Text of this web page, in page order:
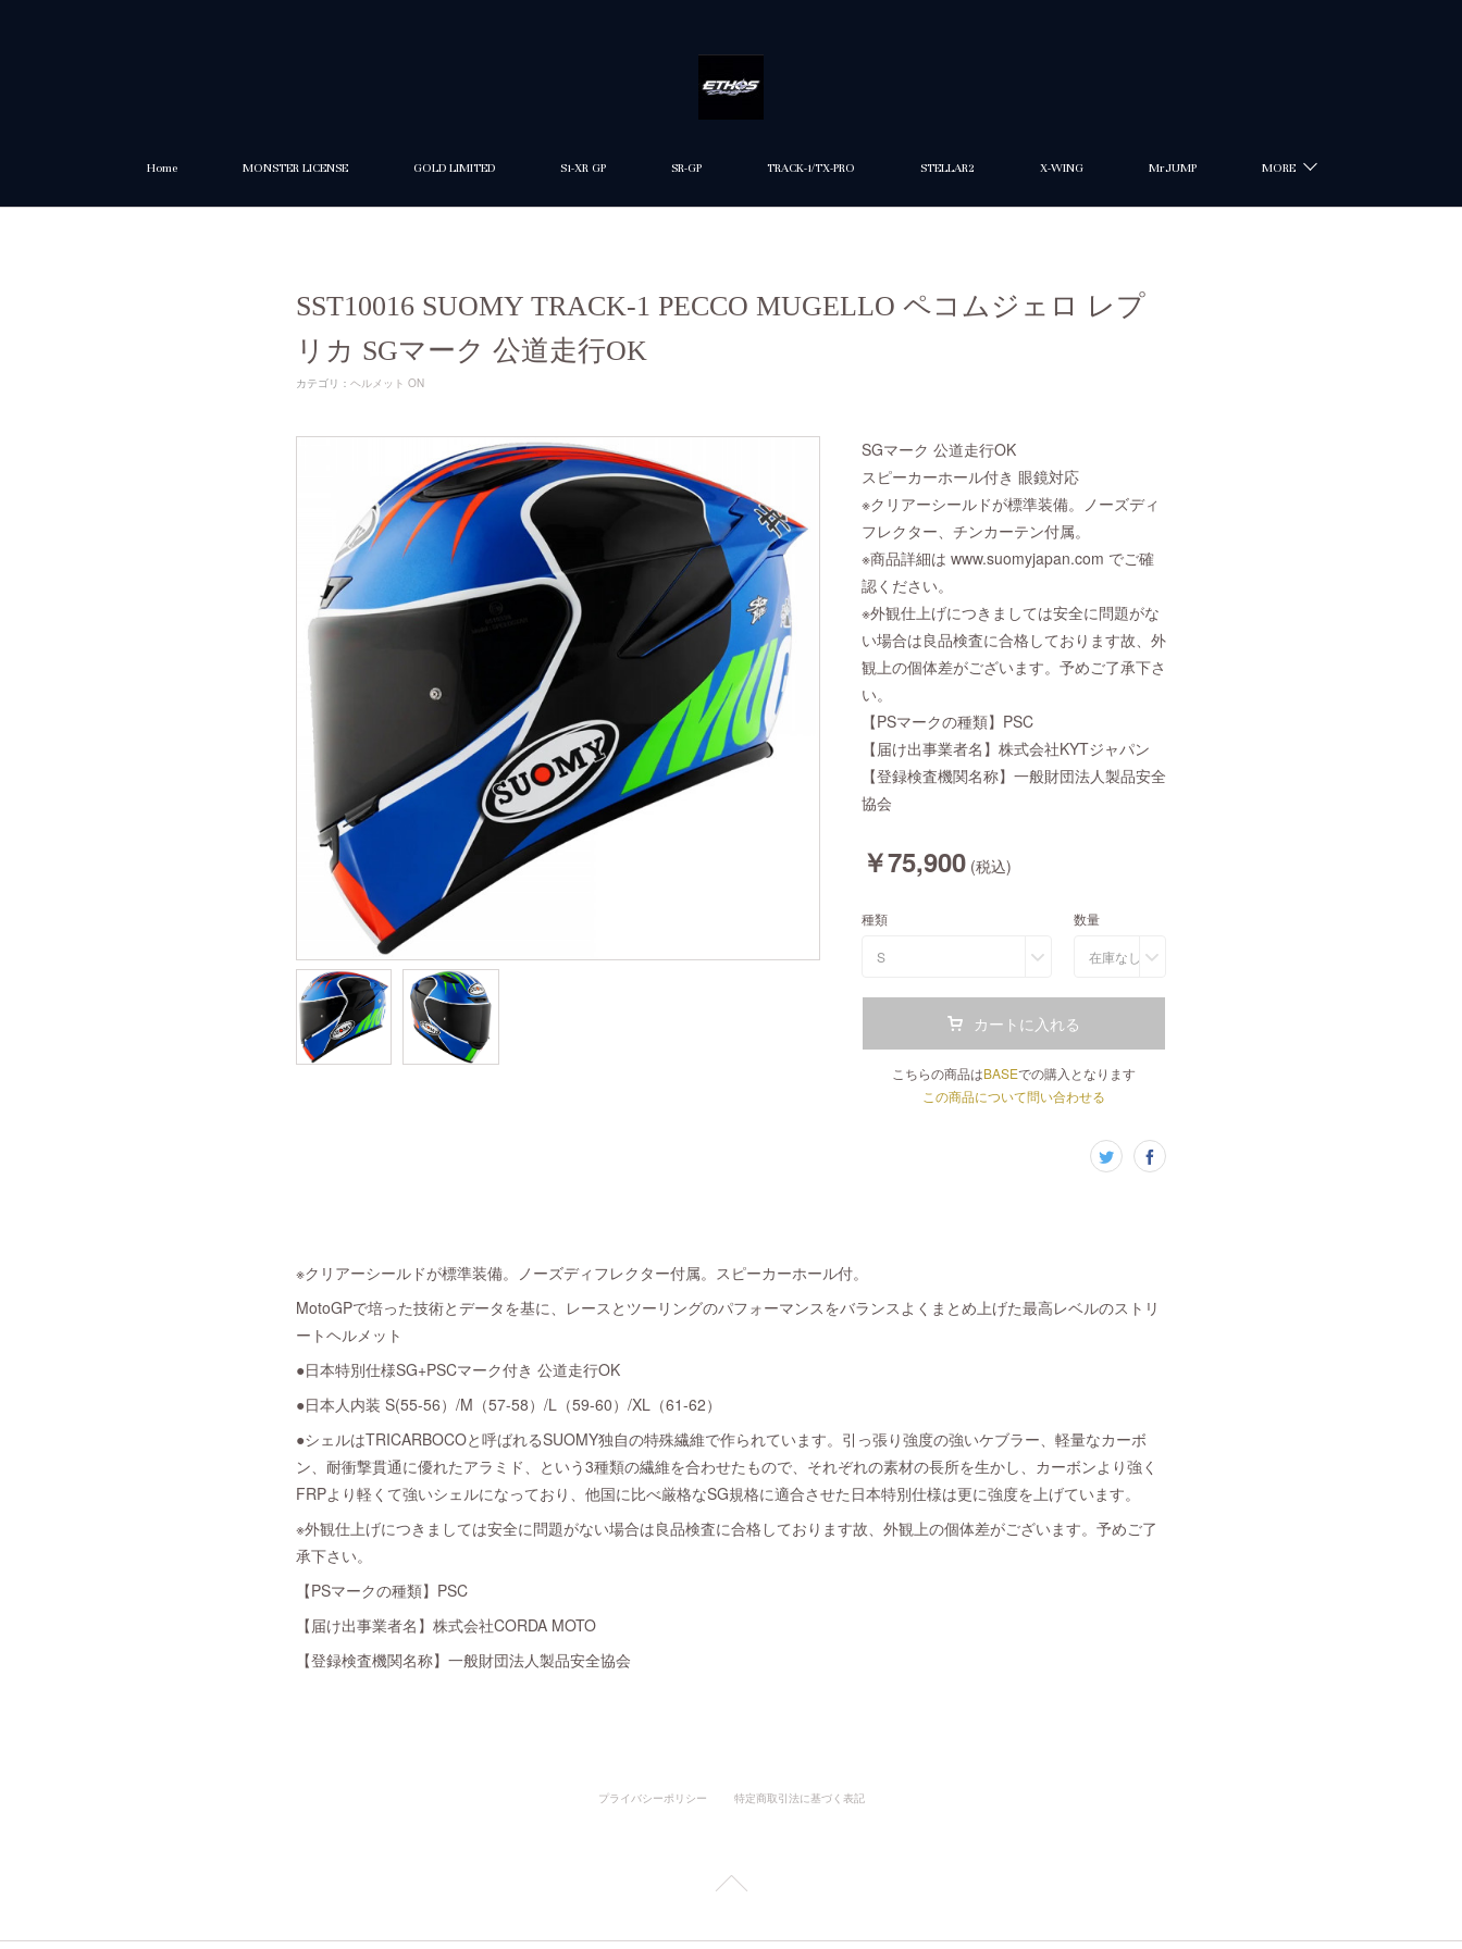
Home MONSTER LICENSE GOLD LIMITED S1-XR GP SR-GP TRACK-1/TX-PRO STELLAR2 X-WING MrJUMP MORE
SST10016 SUOMY TRACK-1 PECCO MUGELLO ペコムジェロ レプ
リカ SGマーク 公道走行OK
カテゴリ ： ヘルメット ON
SGマーク 公道走行OK
スピーカーホール付き 眼鏡対応
※クリアーシールドが標準装備。ノーズディ
フレクター、チンカーテン付属。
※商品詳細は www.suomyjapan.com でご確
認ください。
※外観仕上げにつきましては安全に問題がな
い場合は良品検査に合格しております故、外
観上の個体差がございます。予めご了承下さ
い。
【PSマークの種類】PSC
【届け出事業者名】株式会社KYTジャパン
【登録検査機関名称】一般財団法人製品安全
協会
￥75,900 (税込)
種類
S
数量
在庫なし
カートに入れる
こちらの商品はBASEでの購入となります
この商品について問い合わせる
※クリアーシールドが標準装備。ノーズディフレクター付属。スピーカーホール付。
MotoGPで培った技術とデータを基に、レースとツーリングのパフォーマンスをバランスよくまとめ上げた最高レベルのストリ
ートヘルメット
●日本特別仕様SG+PSCマーク付き 公道走行OK
●日本人内装 S(55-56）/M（57-58）/L（59-60）/XL（61-62）
●シェルはTRICARBOCOと呼ばれるSUOMY独自の特殊繊維で作られています。引っ張り強度の強いケブラー、軽量なカーボ
ン、耐衝撃貫通に優れたアラミド、という3種類の繊維を合わせたもので、それぞれの素材の長所を生かし、カーボンより強く
FRPより軽くて強いシェルになっており、他国に比べ厳格なSG規格に適合させた日本特別仕様は更に強度を上げています。
※外観仕上げにつきましては安全に問題がない場合は良品検査に合格しております故、外観上の個体差がございます。予めご了
承下さい。
【PSマークの種類】PSC
【届け出事業者名】株式会社CORDA MOTO
【登録検査機関名称】一般財団法人製品安全協会
プライバシーポリシー 特定商取引法に基づく表記